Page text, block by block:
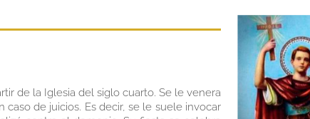
de la Iglesia del siglo cuarto. Se le venera
de juicios. Es decir, se le suele invocar